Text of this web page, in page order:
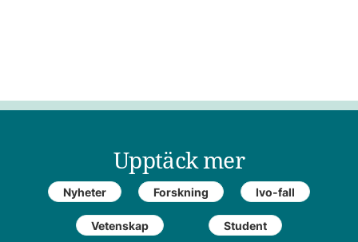
Upptäck mer
Nyheter Forskning Ivo-fall
Vetenskap Student